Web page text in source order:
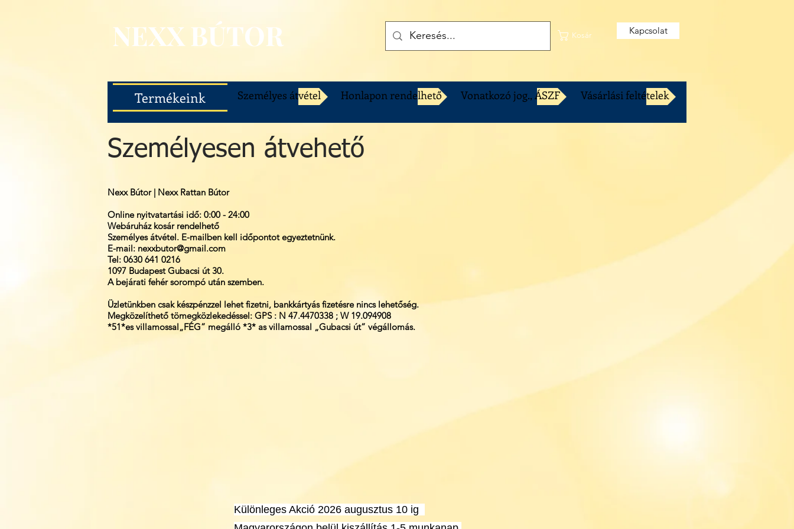
NEXX BÚTOR Kosár Kapcsolat
Termékeink Személyes átvétel Honlapon rendelhető Vonatkozó jog., ÁSZF Vásárlási feltételek
Személyesen átvehető
Nexx Bútor | Nexx Rattan Bútor
Online nyitvatartási idő: 0:00 - 24:00
Webáruház kosár rendelhető
Személyes átvétel. E-mailben kell időpontot egyeztetnünk.
E-mail: nexxbutor@gmail.com
Tel: 0630 641 0216
1097 Budapest Gubacsi út 30.
A bejárati fehér sorompó után szemben.
Üzletünkben csak készpénzzel lehet fizetni, bankkártyás fizetésre nincs lehetőség.
Megközelíthető tömegközlekedéssel: GPS : N 47.4470338 ; W 19.094908
*51*es villamossal„FÉG” megálló *3* as villamossal „Gubacsi út” végállomás.
Különleges Akció 2026 augusztus 10 ig